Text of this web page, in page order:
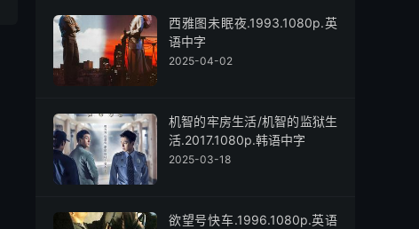
西雅图未眠夜.1993.1080p.英
语中字
2025-04-02
机智的牢房生活/机智的监狱生
活.2017.1080p.韩语中字
2025-03-18
欲望号快车.1996.1080p.英语